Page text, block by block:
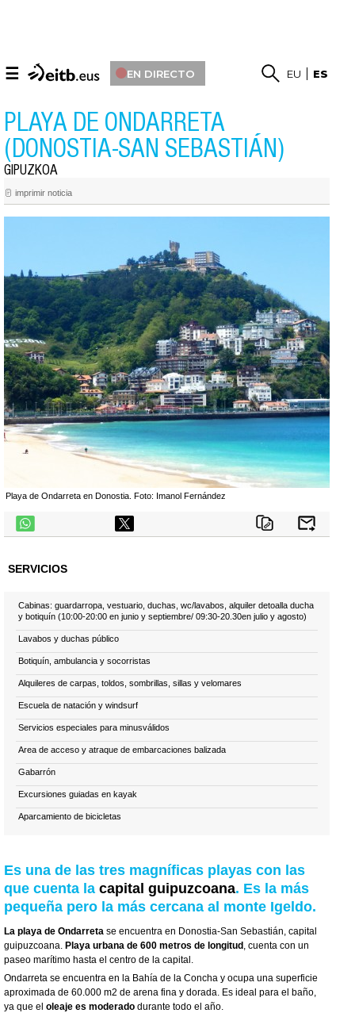
☰ EN DIRECTO EU ES
PLAYA DE ONDARRETA
(DONOSTIA-SAN SEBASTIÁN)
GIPUZKOA
imprimir noticia
Playa de Ondarreta en Donostia. Foto: Imanol Fernández
SERVICIOS
Cabinas: guardarropa, vestuario, duchas, wc/lavabos, alquiler detoalla ducha
y botiquín (10:00-20:00 en junio y septiembre/ 09:30-20.30en julio y agosto)
Lavabos y duchas público
Botiquín, ambulancia y socorristas
Alquileres de carpas, toldos, sombrillas, sillas y velomares
Escuela de natación y windsurf
Servicios especiales para minusválidos
Area de acceso y atraque de embarcaciones balizada
Gabarrón
Excursiones guiadas en kayak
Aparcamiento de bicicletas
Es una de las tres magníficas playas con las
que cuenta la capital guipuzcoana. Es la más
pequeña pero la más cercana al monte Igeldo.
La playa de Ondarreta se encuentra en Donostia-San Sebastián, capital
guipuzcoana. Playa urbana de 600 metros de longitud , cuenta con un
paseo marítimo hasta el centro de la capital.
Ondarreta se encuentra en la Bahía de la Concha y ocupa una superficie
aproximada de 60.000 m2 de arena fina y dorada. Es ideal para el baño,
ya que el oleaje es moderado durante todo el año.